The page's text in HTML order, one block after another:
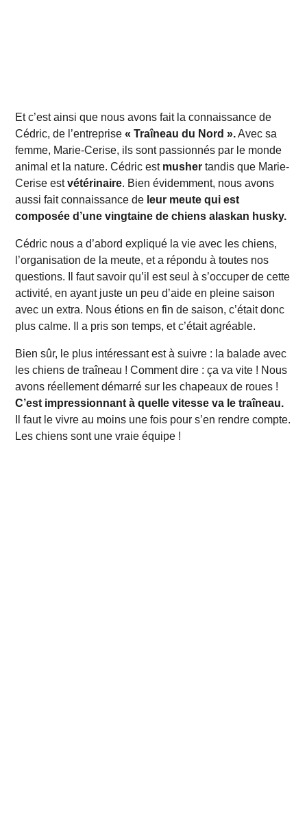
Et c’est ainsi que nous avons fait la connaissance de
Cédric, de l’entreprise « Traîneau du Nord ».Avec sa
femme, Marie-Cerise, ils sont passionnés par le monde
animal et la nature. Cédric est musher tandis que Marie-
Cerise estvétérinaire. Bien évidemment, nous avons
aussi fait connaissance de leur meute quiest
composée d’une vingtaine de chiensalaskan husky.
Cédric nous a d’abord expliqué la vie avec les chiens,
l’organisation de la meute, et a répondu à toutes nos
questions. Il faut savoir qu’il est seul à s’occuper de cette
activité, en ayant juste un peu d’aide en pleine saison
avec un extra. Nous étions en fin de saison, c’était donc
plus calme. Il a pris son temps, et c’était agréable.
Bien sûr, le plus intéressant est à suivre : la balade avec
les chiens de traîneau ! Comment dire : ça va vite ! Nous
avons réellement démarré sur les chapeaux de roues !
C’est impressionnant à quelle vitesse va le traîneau.
Il faut le vivre au moins une fois pour s’en rendre compte.
Les chiens sont une vraie équipe !